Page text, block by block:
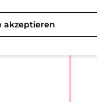
akzeptieren